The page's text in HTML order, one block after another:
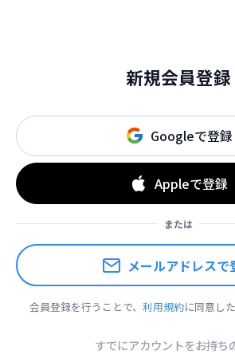
新規会員登録
Googleで登録
Appleで登録
または
メールアドレスで
会員登録を行うことで、 利用規約に同意し
すでにアカウントをお持ち